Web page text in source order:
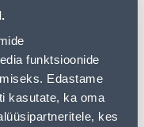
funktsioonide
Edastame
kasutate, ka oma
kes
14 mm puitparkett
on 220 cm,